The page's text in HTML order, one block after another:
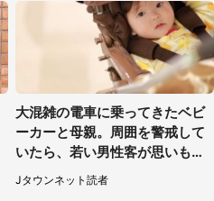
大混雑の電車に乗ってきたベビ
ーカーと母親。周囲を警戒して
いたら、若い男性客が思いもよ
らぬ行動に（東京都・50代女
性）
Jタウンネット読者